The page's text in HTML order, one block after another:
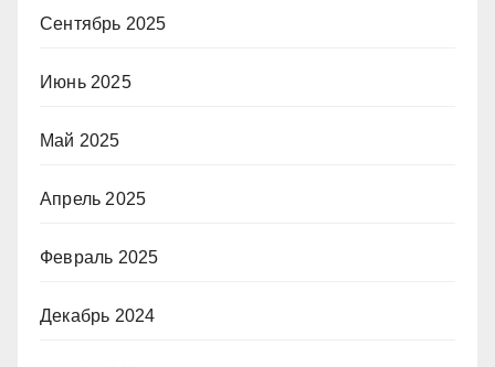
Сентябрь 2025
Июнь 2025
Май 2025
Апрель 2025
Февраль 2025
Декабрь 2024